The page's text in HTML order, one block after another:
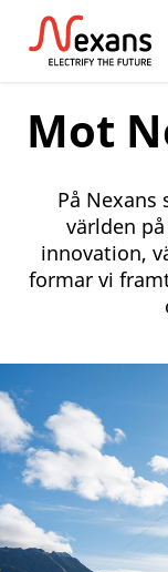
Mot
På
världen
innovation,
formar vi